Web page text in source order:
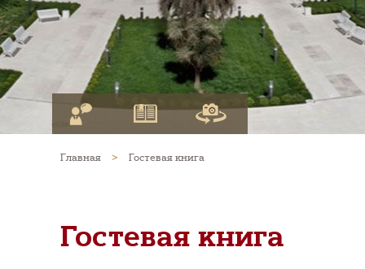
Главная > Гостевая книга
Гостевая книга